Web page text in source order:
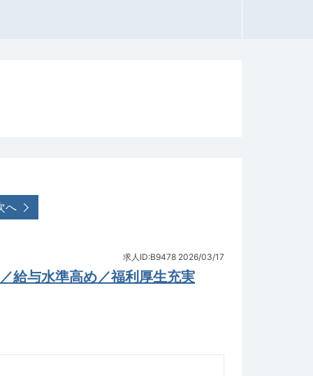
へ
求人ID:B9478 2026/03/17
給与水準高め／福利厚生充実